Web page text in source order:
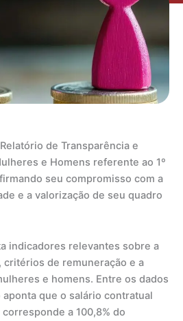
de Transparência e
e Homens referente ao 1º
seu compromisso com a
e a valorização de seu quadro
indicadores relevantes sobre a
critérios de remuneração e a
e homens. Entre os dados
que o salário contratual
a 100,8% do